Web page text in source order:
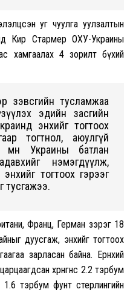
уг чуулга уулзалтын
Кир Стармер ОХУ-Украины
хамгаалах 4 зорилт бүхий
зэвсгийн тусламжаа
эдийн засгийн
энхийг тогтоох
тогтнол, аюулгүй
мөн Украины батлан
нэмэгдүүлж,
тогтоох гэрээг
тусгажээ.
Франц, Герман зэрэг 18
дуусгаж, энхийг тогтоох
зарласан байна. Ерөнхий
хөрөнгөнөөс 2.2 тэрбум
тэрбум фунт стерлингийн